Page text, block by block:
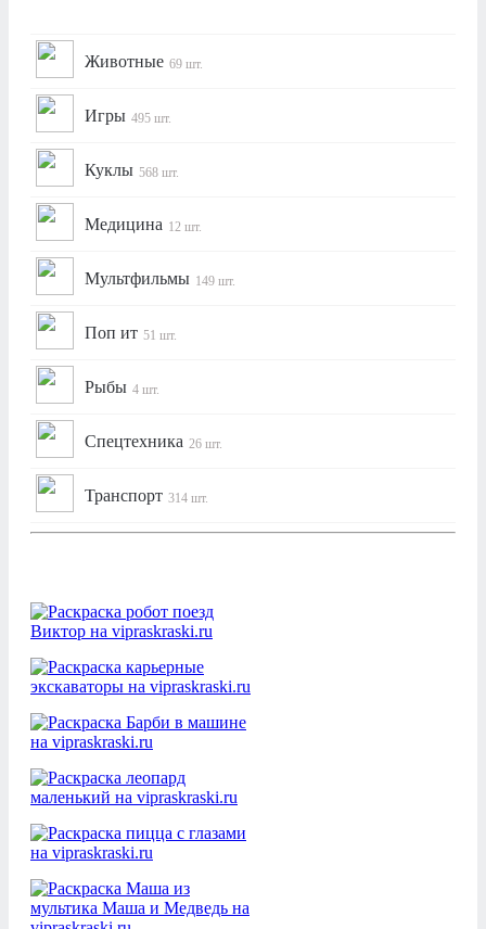
Животные 69 шт.
Игры 495 шт.
Куклы 568 шт.
Медицина 12 шт.
Мультфильмы 149 шт.
Поп ит 51 шт.
Рыбы 4 шт.
Спецтехника 26 шт.
Транспорт 314 шт.